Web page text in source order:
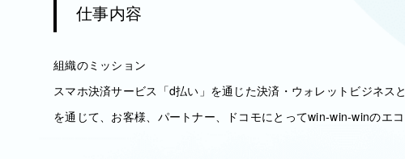
仕事内容
組織のミッション
スマホ決済サービス「d払い」を通じた決済・ウォレットビジネス
を通じて、お客様、パートナー、ドコモにとってwin-win-winのエ